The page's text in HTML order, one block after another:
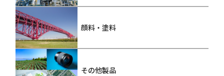
顔料・塗料
その他製品